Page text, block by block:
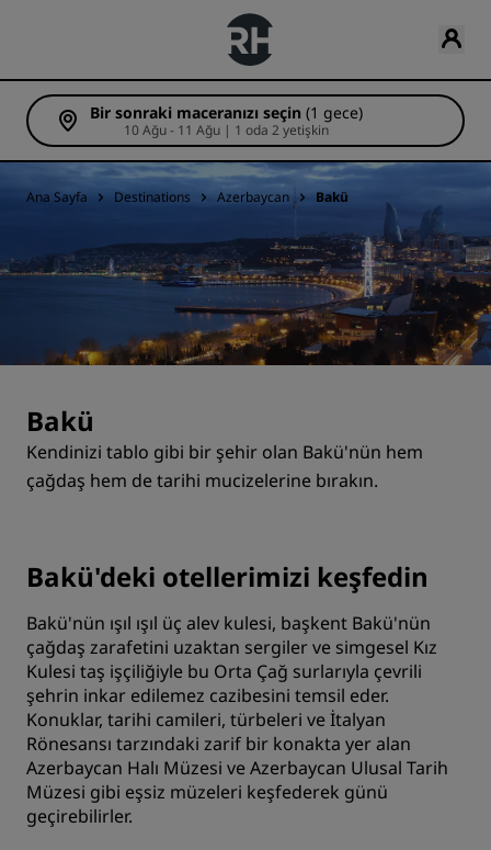
Bir sonraki maceranızı seçin (1 gece)
10 Ağu - 11 Ağu | 1 oda 2 yetişkin
Ana Sayfa Destinations Azerbaycan Bakü
Bakü
Kendinizi tablo gibi bir şehir olan Bakü'nün hem
çağdaş hem de tarihi mucizelerine bırakın.
Bakü'deki otellerimizi keşfedin
Bakü'nün ışıl ışıl üç alev kulesi, başkent Bakü'nün
çağdaş zarafetini uzaktan sergiler ve simgesel Kız
Kulesi taş işçiliğiyle bu Orta Çağ surlarıyla çevrili
şehrin inkar edilemez cazibesini temsil eder.
Konuklar, tarihi camileri, türbeleri ve İtalyan
Rönesansı tarzındaki zarif bir konakta yer alan
Azerbaycan Halı Müzesi ve Azerbaycan Ulusal Tarih
Müzesi gibi eşsiz müzeleri keşfederek günü
geçirebilirler.